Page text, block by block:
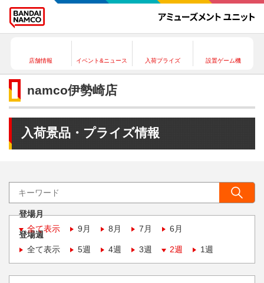
店舗情報 イベント&ニュース 入荷プライズ 設置ゲーム機
namco伊勢崎店
入荷景品・プライズ情報
登場月
全て表示
9月 8月 7月 6月
登場週
全て表示
5週 4週 3週 2週 1週